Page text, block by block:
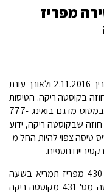
מפריז
חברת התעופה אייר פראנס, תשיק, החל מתאריך 2.11.2016 ולאורך עונת
לסאן חוזה בקוסטה ריקה. הטיסות
תצאנה מנמל התעופה שארל דה גול בפריז במטוס מדגם בואינג 777-
סאן חוזה שבקוסטה ריקה, ידוע
טיסה צפוי להיות החל מ-
לוח הטיסות הישיר ליעד יהיה כדלהלן: טיסה 430 מפריז תמריא בשעה
13:45 ותנחת בקוסטה ריקה בשעה 18:10טיסה מס' 431 מקוסטה ריקה